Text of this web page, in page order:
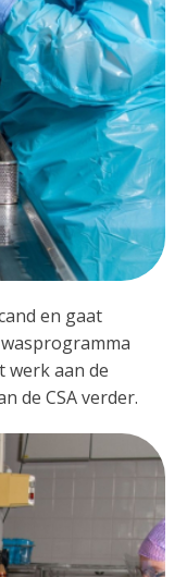
en gaat
werk aan de
de CSA verder.